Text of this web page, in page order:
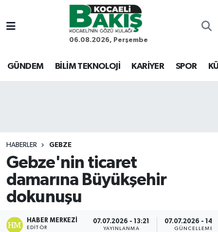
06.08.2026, Perşembe
GÜNDEM BİLİM TEKNOLOJİ KARİYER SPOR
HABERLER GEBZE
Gebze'nin ticaret
damarına Büyükşehir
dokunuşu
HABER MERKEZI
EDITÖR
07.07.2026 - 13:21
YAYINLANMA
07.07.2026 -
GÜNCELLEME
Kocaeli Nöbetçi Eczaneler
Kocaeli Hava Durumu
Son Dakika Haberleri
Haber Arşivi